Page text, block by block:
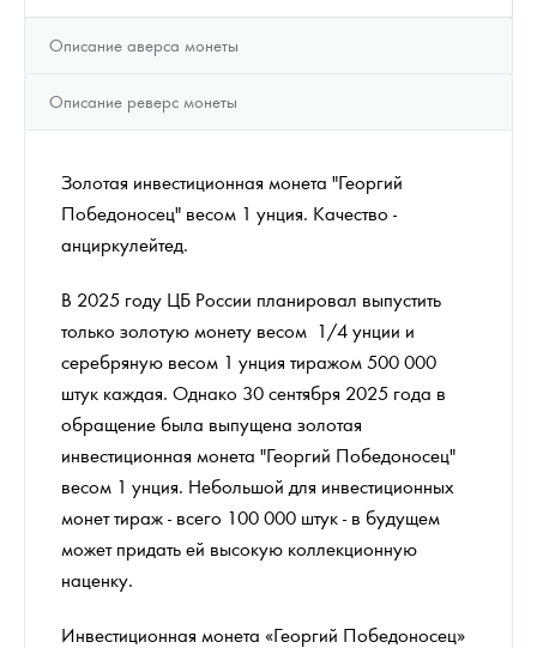
Описание аверса монеты
Описание реверс монеты
Золотая инвестиционная монета "Георгий
Победоносец" весом 1 унция. Качество -
анциркулейтед.
В 2025 году ЦБ России планировал выпустить
только золотую монету весом 1/4 унции и
серебряную весом 1 унция тиражом 500 000
штук каждая. Однако 30 сентября 2025 года в
обращение была выпущена золотая
инвестиционная монета "Георгий Победоносец"
весом 1 унция. Небольшой для инвестиционных
монет тираж - всего 100 000 штук - в будущем
может придать ей высокую коллекционную
наценку.
Инвестиционная монета «Георгий Победоносец»